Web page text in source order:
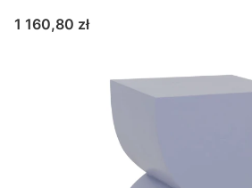
Cena
1 160,80 zł